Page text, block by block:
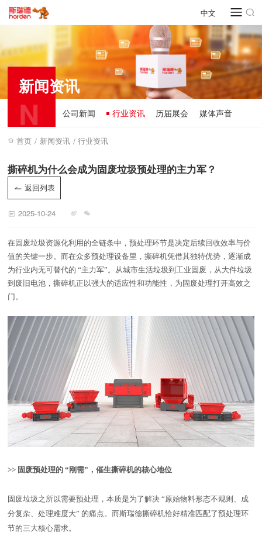
中文
N
新闻资讯
公司新闻 行业资讯 历届展会 媒体声音
首页 / 新闻资讯 / 行业资讯
撕碎机为什么会成为固废垃圾预处理的主力军？
返回列表
2025-10-24
在固废垃圾资源化利用的全链条中，预处理环节是决定后续回收效率与价
值的关键一步。而在众多预处理设备里，撕碎机凭借其独特优势，逐渐成
为行业内无可替代的 “主力军”。从城市生活垃圾到工业固废，从大件垃圾
到废旧电池，撕碎机正以强大的适应性和功能性，为固废处理打开高效之
门。
>> 固废预处理的 “刚需”，催生撕碎机的核心地位
固废垃圾之所以需要预处理，本质是为了解决 “原始物料形态不规则、成
分复杂、处理难度大” 的痛点。而斯瑞德撕碎机恰好精准匹配了预处理环
节的三大核心需求。